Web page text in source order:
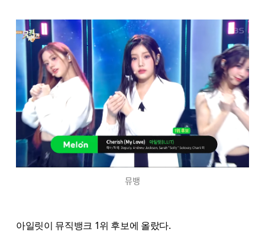
뮤뱅
아일릿이 뮤직뱅크 1위 후보에 올랐다.